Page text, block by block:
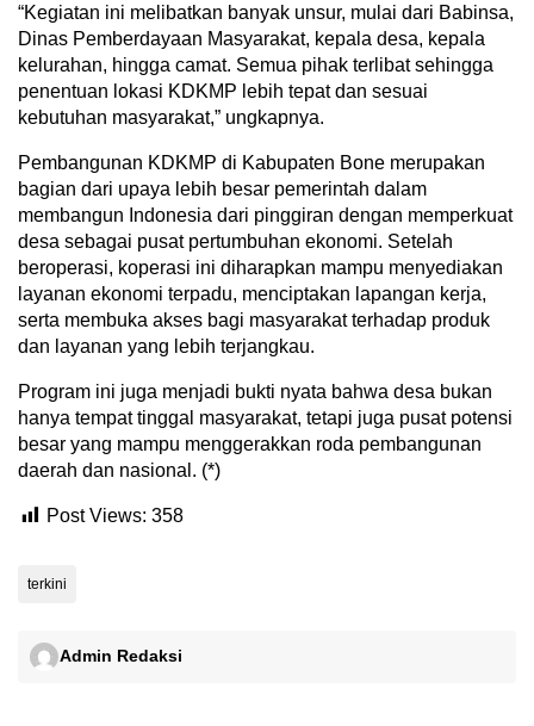
“Kegiatan ini melibatkan banyak unsur, mulai dari Babinsa,
Dinas Pemberdayaan Masyarakat, kepala desa, kepala
kelurahan, hingga camat. Semua pihak terlibat sehingga
penentuan lokasi KDKMP lebih tepat dan sesuai
kebutuhan masyarakat,” ungkapnya.
Pembangunan KDKMP di Kabupaten Bone merupakan
bagian dari upaya lebih besar pemerintah dalam
membangun Indonesia dari pinggiran dengan memperkuat
desa sebagai pusat pertumbuhan ekonomi. Setelah
beroperasi, koperasi ini diharapkan mampu menyediakan
layanan ekonomi terpadu, menciptakan lapangan kerja,
serta membuka akses bagi masyarakat terhadap produk
dan layanan yang lebih terjangkau.
Program ini juga menjadi bukti nyata bahwa desa bukan
hanya tempat tinggal masyarakat, tetapi juga pusat potensi
besar yang mampu menggerakkan roda pembangunan
daerah dan nasional. (*)
Post Views: 358
terkini
Admin Redaksi